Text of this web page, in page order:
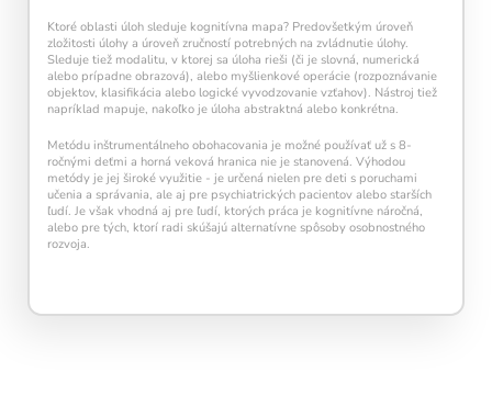
Ktoré oblasti úloh sleduje kognitívna mapa? Predovšetkým úroveň
zložitosti úlohy a úroveň zručností potrebných na zvládnutie úlohy.
Sleduje tiež modalitu, v ktorej sa úloha rieši (či je slovná, numerická
alebo prípadne obrazová), alebo myšlienkové operácie (rozpoznávanie
objektov, klasifikácia alebo logické vyvodzovanie vzťahov). Nástroj tiež
napríklad mapuje, nakoľko je úloha abstraktná alebo konkrétna.
Metódu inštrumentálneho obohacovania je možné používať už s 8-
ročnými deťmi a horná veková hranica nie je stanovená. Výhodou
metódy je jej široké využitie - je určená nielen pre deti s poruchami
učenia a správania, ale aj pre psychiatrických pacientov alebo starších
ľudí. Je však vhodná aj pre ľudí, ktorých práca je kognitívne náročná,
alebo pre tých, ktorí radi skúšajú alternatívne spôsoby osobnostného
rozvoja.